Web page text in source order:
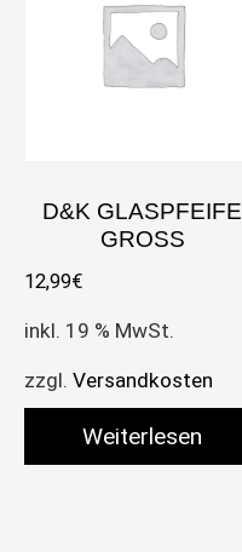
D&K GLASPFEIFE
GROSS
12,99€
inkl. 19 % MwSt.
zzgl. Versandkosten
Weiterlesen